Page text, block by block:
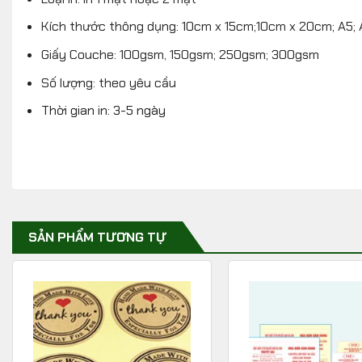
Kích thước thông dụng: 10cm x 15cm;10cm x 20cm; A5;
Giấy Couche: 100gsm, 150gsm; 250gsm; 300gsm
Số lượng: theo yêu cầu
Thời gian in: 3-5 ngày
SẢN PHẨM TƯƠNG TỰ